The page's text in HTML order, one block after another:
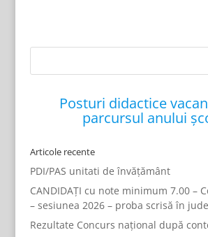
Posturi didactice
parcursul anului
Articole recente
PDI/PAS unitati de învățământ
CANDIDAȚI cu note minimum 7.00 –
– sesiunea 2026 – proba scrisă în
Rezultate Concurs național după